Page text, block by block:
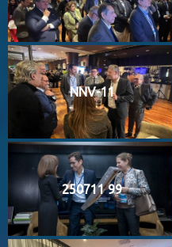
NNV-11
250711 99